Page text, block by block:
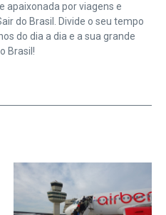
apaixonada por viagens e
do Brasil. Divide o seu tempo
do dia a dia e a sua grande
Brasil!